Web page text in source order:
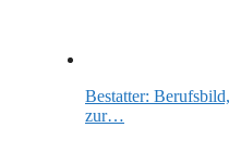
Bestatter:
zur…